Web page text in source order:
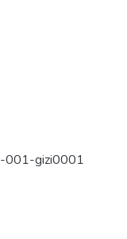
001-gizi0001